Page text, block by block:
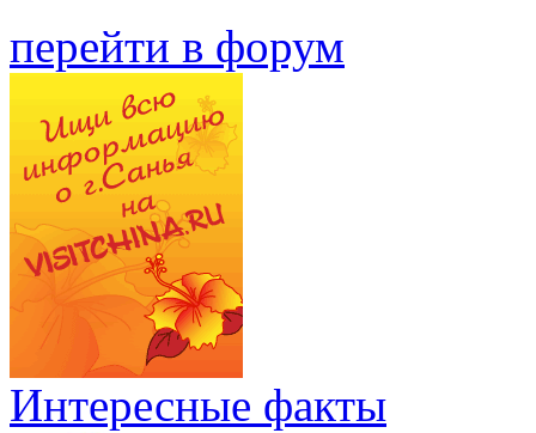
перейти в форум
Интересные факты